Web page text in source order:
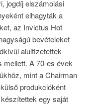
jogdíj elszámolási
elhagyták a
az Invictus Hot
bevételeket
alulfizetettek
mellett. A 70-es évek
mint a Chairman
produkcióként
egy saját